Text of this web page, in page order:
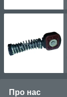
Про нас